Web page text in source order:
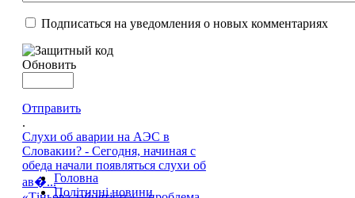
Подписаться на уведомления о новых комментариях
Обновить
Отправить
.
Слухи об аварии на АЭС в
Словакии? - Сегодня, начиная с
обеда начали появляться слухи об
ав�...Головна
Політичні новини